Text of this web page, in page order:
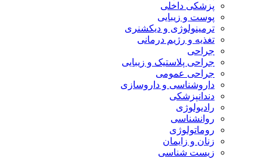
پزشکی داخلی
پوست و زیبایی
ترمینولوژی و دیکشنری
تغذیه و رژیم درمانی
جراحی
جراحی پلاستیک و زیبایی
جراحی عمومی
داروشناسی و داروسازی
دندانپزشکی
رادیولوژی
روانشناسی
روماتولوژی
زنان و زایمان
زیست شناسی